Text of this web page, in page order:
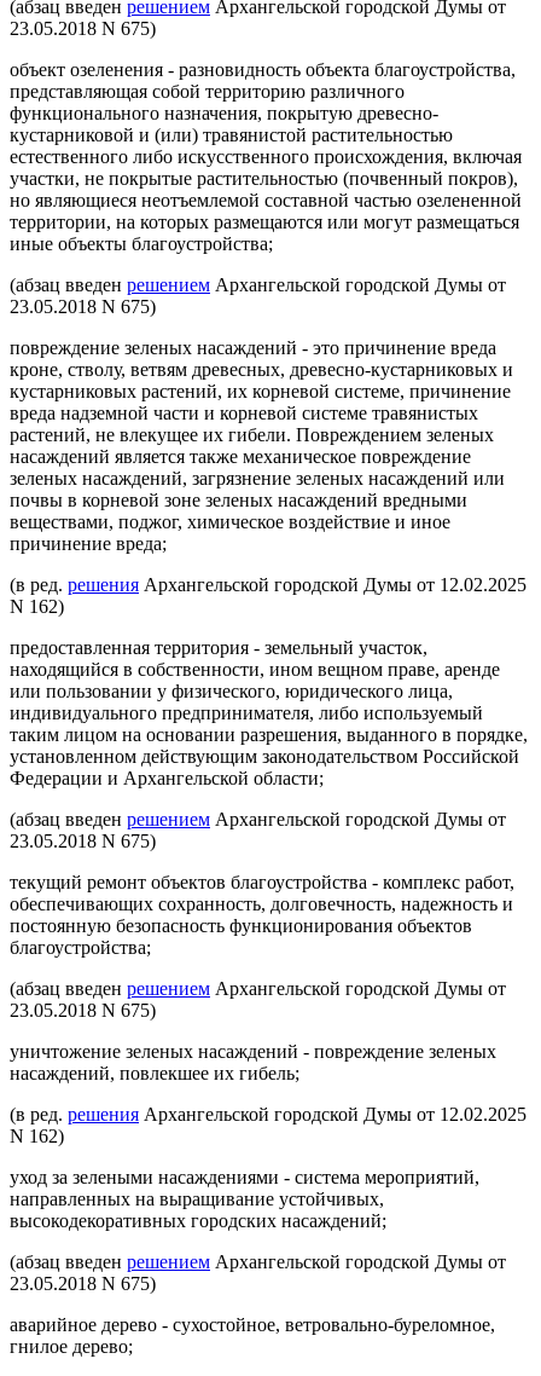
(абзац введен решением Архангельской городской Думы от
23.05.2018 N 675)
объект озеленения - разновидность объекта благоустройства,
представляющая собой территорию различного
функционального назначения, покрытую древесно-
кустарниковой и (или) травянистой растительностью
естественного либо искусственного происхождения, включая
участки, не покрытые растительностью (почвенный покров),
но являющиеся неотъемлемой составной частью озелененной
территории, на которых размещаются или могут размещаться
иные объекты благоустройства;
(абзац введен решением Архангельской городской Думы от
23.05.2018 N 675)
повреждение зеленых насаждений - это причинение вреда
кроне, стволу, ветвям древесных, древесно-кустарниковых и
кустарниковых растений, их корневой системе, причинение
вреда надземной части и корневой системе травянистых
растений, не влекущее их гибели. Повреждением зеленых
насаждений является также механическое повреждение
зеленых насаждений, загрязнение зеленых насаждений или
почвы в корневой зоне зеленых насаждений вредными
веществами, поджог, химическое воздействие и иное
причинение вреда;
(в ред. решения Архангельской городской Думы от 12.02.2025
N 162)
предоставленная территория - земельный участок,
находящийся в собственности, ином вещном праве, аренде
или пользовании у физического, юридического лица,
индивидуального предпринимателя, либо используемый
таким лицом на основании разрешения, выданного в порядке,
установленном действующим законодательством Российской
Федерации и Архангельской области;
(абзац введен решением Архангельской городской Думы от
23.05.2018 N 675)
текущий ремонт объектов благоустройства - комплекс работ,
обеспечивающих сохранность, долговечность, надежность и
постоянную безопасность функционирования объектов
благоустройства;
(абзац введен решением Архангельской городской Думы от
23.05.2018 N 675)
уничтожение зеленых насаждений - повреждение зеленых
насаждений, повлекшее их гибель;
(в ред. решения Архангельской городской Думы от 12.02.2025
N 162)
уход за зелеными насаждениями - система мероприятий,
направленных на выращивание устойчивых,
высокодекоративных городских насаждений;
(абзац введен решением Архангельской городской Думы от
23.05.2018 N 675)
аварийное дерево - сухостойное, ветровально-буреломное,
гнилое дерево;